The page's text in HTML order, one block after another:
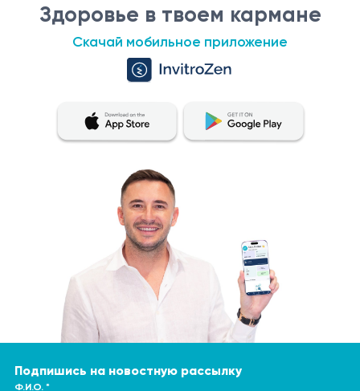
Здоровье в твоем кармане
Скачай мобильное приложение
Подпишись на новостную рассылку
Ф.И.О. *